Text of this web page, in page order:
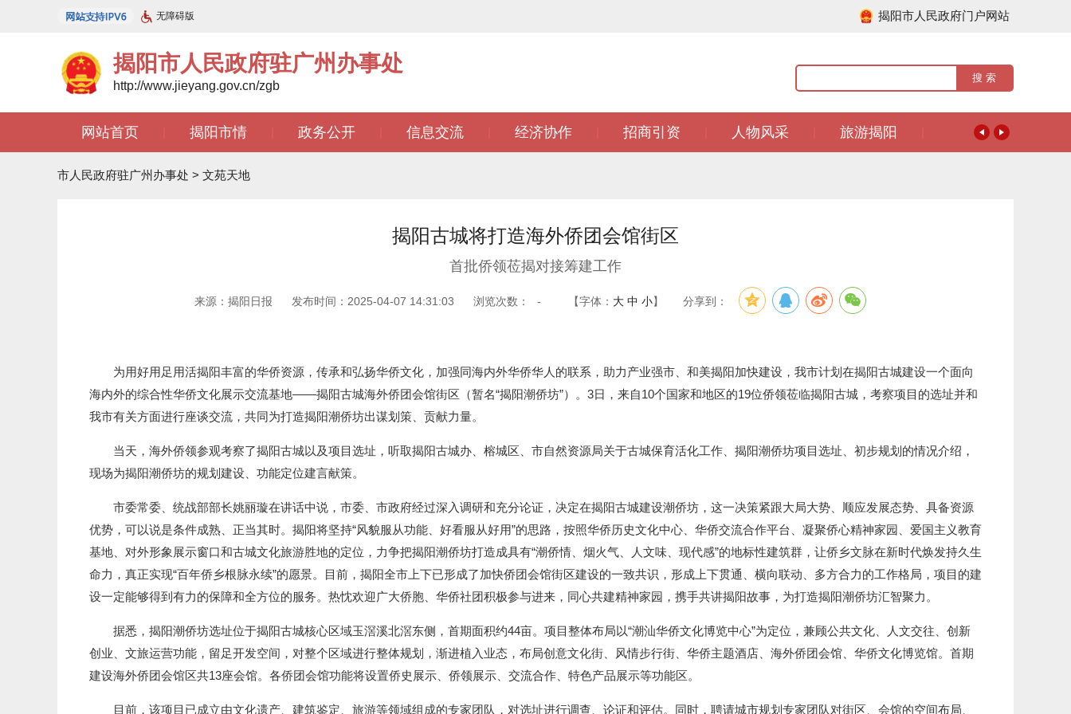
无障碍版 揭阳市人民政府门户网站
揭阳市人民政府驻广州办事处
http://www.jieyang.gov.cn/zgb
网站首页 揭阳市情 政务公开 信息交流 经济协作 招商引资 人物风采 旅游揭阳
文苑天地 |
市人民政府驻广州办事处 > 文苑天地
揭阳古城将打造海外侨团会馆街区
首批侨领莅揭对接筹建工作
来源：揭阳日报 发布时间：2025-04-07 14:31:03 浏览次数： - 【字体： 大 中 小】 分享到：
为用好用足用活揭阳丰富的华侨资源，传承和弘扬华侨文化，加强同海内外华侨华人的联系，助力产业强市、和美揭阳加快建设，我市计划在揭阳古城建设一个面向
海内外的综合性华侨文化展示交流基地——揭阳古城海外侨团会馆街区（暂名“揭阳潮侨坊”）。3日，来自10个国家和地区的19位侨领莅临揭阳古城，考察项目的选址并和
我市有关方面进行座谈交流，共同为打造揭阳潮侨坊出谋划策、贡献力量。
当天，海外侨领参观考察了揭阳古城以及项目选址，听取揭阳古城办、榕城区、市自然资源局关于古城保育活化工作、揭阳潮侨坊项目选址、初步规划的情况介绍，
现场为揭阳潮侨坊的规划建设、功能定位建言献策。
市委常委、统战部部长姚丽璇在讲话中说，市委、市政府经过深入调研和充分论证，决定在揭阳古城建设潮侨坊，这一决策紧跟大局大势、顺应发展态势、具备资源
优势，可以说是条件成熟、正当其时。揭阳将坚持“风貌服从功能、好看服从好用”的思路，按照华侨历史文化中心、华侨交流合作平台、凝聚侨心精神家园、爱国主义教育
基地、对外形象展示窗口和古城文化旅游胜地的定位，力争把揭阳潮侨坊打造成具有“潮侨情、烟火气、人文味、现代感”的地标性建筑群，让侨乡文脉在新时代焕发持久生
命力，真正实现“百年侨乡根脉永续”的愿景。目前，揭阳全市上下已形成了加快侨团会馆街区建设的一致共识，形成上下贯通、横向联动、多方合力的工作格局，项目的建
设一定能够得到有力的保障和全方位的服务。热忱欢迎广大侨胞、华侨社团积极参与进来，同心共建精神家园，携手共讲揭阳故事，为打造揭阳潮侨坊汇智聚力。
据悉，揭阳潮侨坊选址位于揭阳古城核心区域玉滘溪北滘东侧，首期面积约44亩。项目整体布局以“潮汕华侨文化博览中心”为定位，兼顾公共文化、人文交往、创新
创业、文旅运营功能，留足开发空间，对整个区域进行整体规划，渐进植入业态，布局创意文化街、风情步行街、华侨主题酒店、海外侨团会馆、华侨文化博览馆。首期
建设海外侨团会馆区共13座会馆。各侨团会馆功能将设置侨史展示、侨领展示、交流合作、特色产品展示等功能区。
目前，该项目已成立由文化遗产、建筑鉴定、旅游等领域组成的专家团队，对选址进行调查、论证和评估。同时，聘请城市规划专家团队对街区、会馆的空间布局、